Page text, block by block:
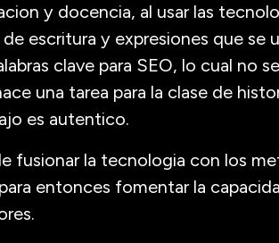
y docencia, al usar las
escritura y expresiones que se
clave para SEO, lo cual no
una tarea para la clase de
es autentico.
fusionar la tecnologia con los
entonces fomentar la